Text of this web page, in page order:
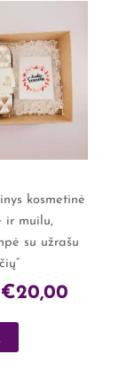
kosmetinė
ir muilu,
su užrašu
price
was:
€30,00.
€20,00
price